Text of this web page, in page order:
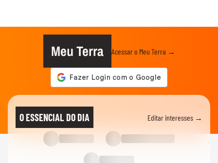
Meu Terra Acessar o Meu Terra →
O ESSENCIAL DO DIA Editar interesses →